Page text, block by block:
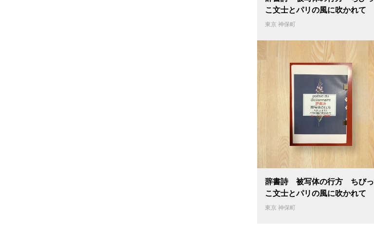
こ文士とパリの風に吹かれて
東京 神保町
辞書詩 被写体の行方 ちびっ
こ文士とパリの風に吹かれて
東京 神保町